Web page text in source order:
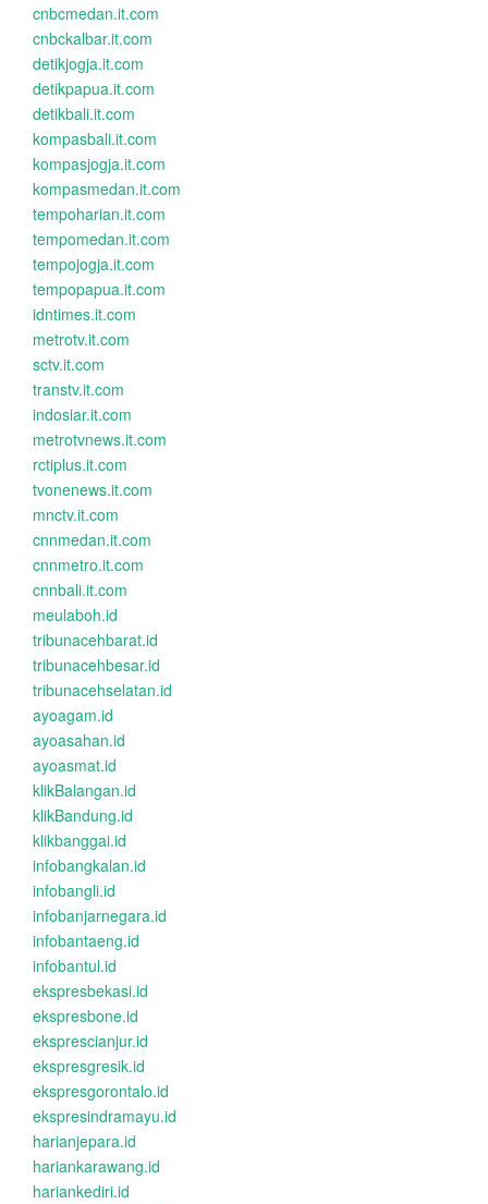
cnbcmedan.it.com
cnbckalbar.it.com
detikjogja.it.com
detikpapua.it.com
detikbali.it.com
kompasbali.it.com
kompasjogja.it.com
kompasmedan.it.com
tempoharian.it.com
tempomedan.it.com
tempojogja.it.com
tempopapua.it.com
idntimes.it.com
metrotv.it.com
sctv.it.com
transtv.it.com
indosiar.it.com
metrotvnews.it.com
rctiplus.it.com
tvonenews.it.com
mnctv.it.com
cnnmedan.it.com
cnnmetro.it.com
cnnbali.it.com
meulaboh.id
tribunacehbarat.id
tribunacehbesar.id
tribunacehselatan.id
ayoagam.id
ayoasahan.id
ayoasmat.id
klikBalangan.id
klikBandung.id
klikbanggai.id
infobangkalan.id
infobangli.id
infobanjarnegara.id
infobantaeng.id
infobantul.id
ekspresbekasi.id
ekspresbone.id
eksprescianjur.id
ekspresgresik.id
ekspresgorontalo.id
ekspresindramayu.id
harianjepara.id
hariankarawang.id
hariankediri.id